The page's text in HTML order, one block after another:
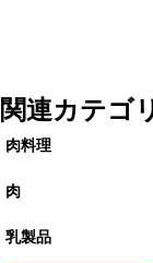
関連カテゴ
肉料理
肉
乳製品